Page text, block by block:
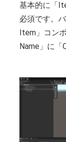
基本的に「
必須です。
Item」コン
Name」に「